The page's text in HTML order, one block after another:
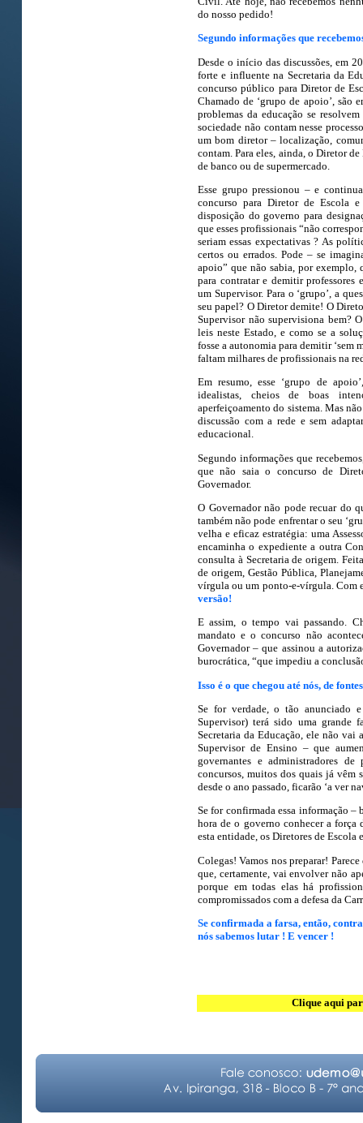
do nosso pedido!
Segundo informações que
Desde o início das discussões, em
forte e influente na Secretaria da
concurso público para Diretor de
Chamado de ‘grupo de apoio’, são
problemas da educação se
sociedade não contam nesse
um bom diretor – localização,
contam. Para eles, ainda, o Diretor
de banco ou de supermercado.
Esse grupo pressionou – e
concurso para Diretor de Escola
disposição do governo para
que esses profissionais “não
seriam essas expectativas ? As
certos ou errados. Pode – se
apoio” que não sabia, por
para contratar e demitir
um Supervisor. Para o ‘grupo’, a
seu papel? O Diretor demite! O
Supervisor não supervisiona bem?
leis neste Estado, e como se a
fosse a autonomia para demitir ‘sem
faltam milhares de profissionais na
Em resumo, esse ‘grupo de
idealistas, cheios de boas
aperfeiçoamento do sistema. Mas
discussão com a rede e sem
educacional.
Segundo informações que
que não saia o concurso de
Governador.
O Governador não pode recuar do
também não pode enfrentar o seu
velha e eficaz estratégia: uma
encaminha o expediente a outra
consulta à Secretaria de origem.
de origem, Gestão Pública,
vírgula ou um ponto-e-vírgula. Com
versão!
E assim, o tempo vai passando.
mandato e o concurso não
Governador – que assinou a
burocrática, “que impediu a
Isso é o que chegou até nós, de
Se for verdade, o tão anunciado
Supervisor) terá sido uma grande
Secretaria da Educação, ele não vai
Supervisor de Ensino – que
governantes e administradores de
concursos, muitos dos quais já vêm
desde o ano passado, ficarão ‘a ver
Se for confirmada essa informação –
hora de o governo conhecer a
esta entidade, os Diretores de
Colegas! Vamos nos preparar!
que, certamente, vai envolver não
porque em todas elas há
compromissados com a defesa da
Se confirmada a farsa, então,
nós sabemos lutar ! E vencer !
Clique aqui